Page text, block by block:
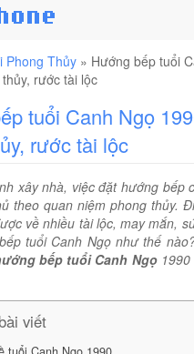
Phong Thủy » Hướng bếp tuổi
rước tài lộc
tuổi Canh Ngọ
rước tài lộc
xây nhà, việc đặt hướng bếp
theo quan niệm phong thủy.
về nhiều tài lộc, may mắn,
tuổi Canh Ngọ như thế
bếp tuổi Canh Ngọ1990
viết